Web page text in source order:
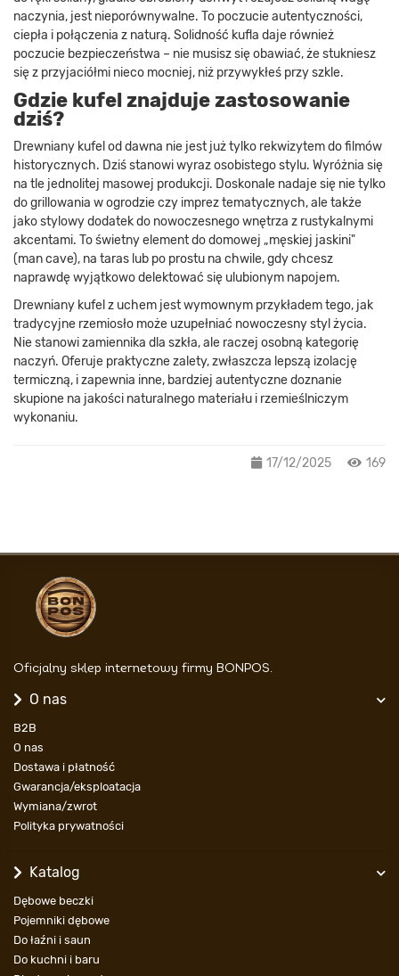
naczynia, jest nieporównywalne. To poczucie autentyczności,
ciepła i połączenia z naturą. Solidność kufla daje również
poczucie bezpieczeństwa – nie musisz się obawiać, że stukniesz
się z przyjaciółmi nieco mocniej, niż przywykłeś przy szkle.
Gdzie kufel znajduje zastosowanie
dziś?
Drewniany kufel od dawna nie jest już tylko rekwizytem do filmów
historycznych. Dziś stanowi wyraz osobistego stylu. Wyróżnia się
na tle jednolitej masowej produkcji. Doskonale nadaje się nie tylko
do grillowania w ogrodzie czy imprez tematycznych, ale także
jako stylowy dodatek do nowoczesnego wnętrza z rustykalnymi
akcentami. To świetny element do domowej „męskiej jaskini"
(man cave), na taras lub po prostu na chwile, gdy chcesz
naprawdę wyjątkowo delektować się ulubionym napojem.
Drewniany kufel z uchem jest wymownym przykładem tego, jak
tradycyjne rzemiosło może uzupełniać nowoczesny styl życia.
Nie stanowi zamiennika dla szkła, ale raczej osobną kategorię
naczyń. Oferuje praktyczne zalety, zwłaszcza lepszą izolację
termiczną, i zapewnia inne, bardziej autentyczne doznanie
skupione na jakości naturalnego materiału i rzemieślniczym
wykonaniu.
17/12/2025 169
Oficjalny sklep internetowy firmy BONPOS.
O nas
B2B
O nas
Dostawa i płatność
Gwarancja/eksploatacja
Wymiana/zwrot
Polityka prywatności
Katalog
Dębowe beczki
Pojemniki dębowe
Do łaźni i saun
Do kuchni i baru